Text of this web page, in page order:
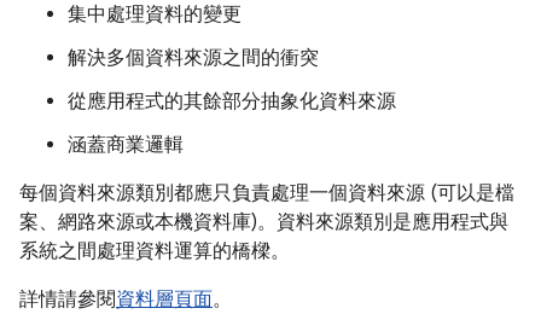
集中處理資料的變更
解決多個資料來源之間的衝突
從應用程式的其餘部分抽象化資料來源
涵蓋商業邏輯
每個資料來源類別都應只負責處理一個資料來源 (可以是檔
案、網路來源或本機資料庫)。資料來源類別是應用程式與
系統之間處理資料運算的橋樑。
詳情請參閱資料層頁面。